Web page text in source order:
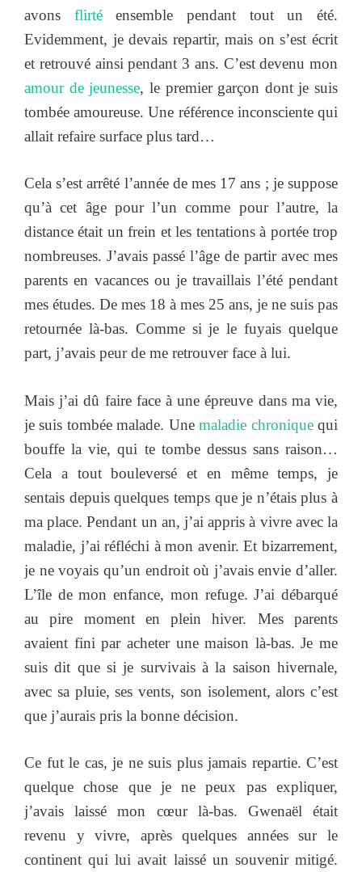
avons flirtéensemble pendant tout un été.
Evidemment, je devais repartir, mais on s’est écrit
et retrouvé ainsi pendant 3 ans. C’est devenu mon
amour de jeunesse, le premier garçon dont je suis
tombée amoureuse. Une référence inconsciente qui
allait refaire surface plus tard…
Cela s’est arrêté l’année de mes 17 ans ; je suppose
qu’à cet âge pour l’un comme pour l’autre, la
distance était un frein et les tentations à portée trop
nombreuses. J’avais passé l’âge de partir avec mes
parents en vacances ou je travaillais l’été pendant
mes études. De mes 18 à mes 25 ans, je ne suis pas
retournée là-bas. Comme si je le fuyais quelque
part, j’avais peur de me retrouver face à lui.
Mais j’ai dû faire face à une épreuve dans ma vie,
je suis tombée malade. Unemaladie chroniquequi
bouffe la vie, qui te tombe dessus sans raison…
Cela a tout bouleversé et en même temps, je
sentais depuis quelques temps que je n’étais plus à
ma place. Pendant un an, j’ai appris à vivre avec la
maladie, j’ai réfléchi à mon avenir. Et bizarrement,
je ne voyais qu’un endroit où j’avais envie d’aller.
L’île de mon enfance, mon refuge. J’ai débarqué
au pire moment en plein hiver. Mes parents
avaient fini par acheter une maison là-bas. Je me
suis dit que si je survivais à la saison hivernale,
avec sa pluie, ses vents, son isolement, alors c’est
que j’aurais pris la bonne décision.
Ce fut le cas, je ne suis plus jamais repartie. C’est
quelque chose que je ne peux pas expliquer,
j’avais laissé mon cœur là-bas. Gwenaël était
revenu y vivre, après quelques années sur le
continent qui lui avait laissé un souvenir mitigé.